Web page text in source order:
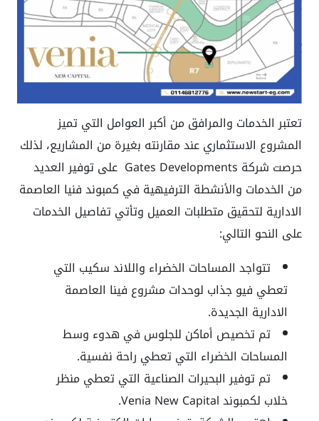
تعتبر الخدمات والمرافق من أكبر العوامل التي تميز
المشروع الاستثماري عند مقارنته بغيرة من المشاريع، لذلك
حرصت شركة Gates Developments على توفير العديد
من الخدمات والأنشطة الترفيهية في كمبوند فنيا العاصمة
الادارية لتحقيق متطلبات العميل وتأتي تفاصيل الخدمات
على النحو التالي:
تتواجد المساحات الخضراء واللاند سكيب التي
تعطي فيو جذاب لوحدات مشروع فينا العاصمة
الادارية الجديدة.
تم تخصيص أماكن للجلوس في هدوء وسط
المساحات الخضراء التي تعطي راحة نفسية.
تم توفير البحيرات الصناعية التي تعطي منظر
خلاب لكمبوند Venia New Capital.